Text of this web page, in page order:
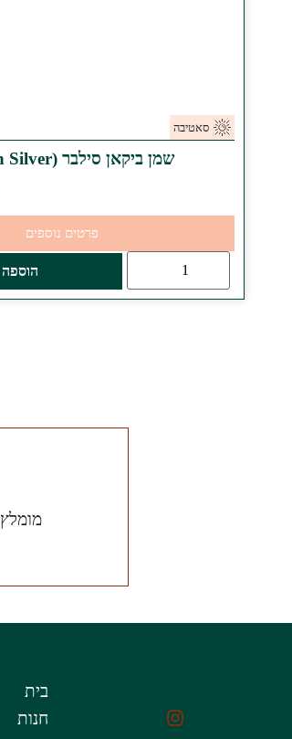
סאטיבה
שמן ביקאן סילבר (Bcann Silver)
פרטים נוספים
בית
חנות